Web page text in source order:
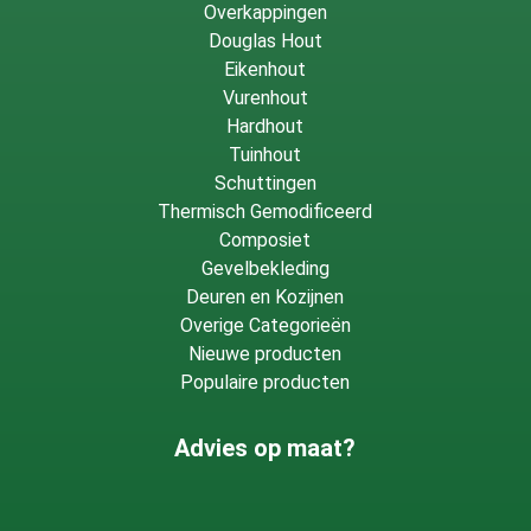
einde van de levensduur.Overkappingen
Douglas Hout
Eikenhout
Vurenhout
Hardhout
Tuinhout
Schuttingen
Thermisch Gemodificeerd
Composiet
Gevelbekleding
Deuren en Kozijnen
Overige Categorieën
Nieuwe producten
Populaire producten
Advies op maat?